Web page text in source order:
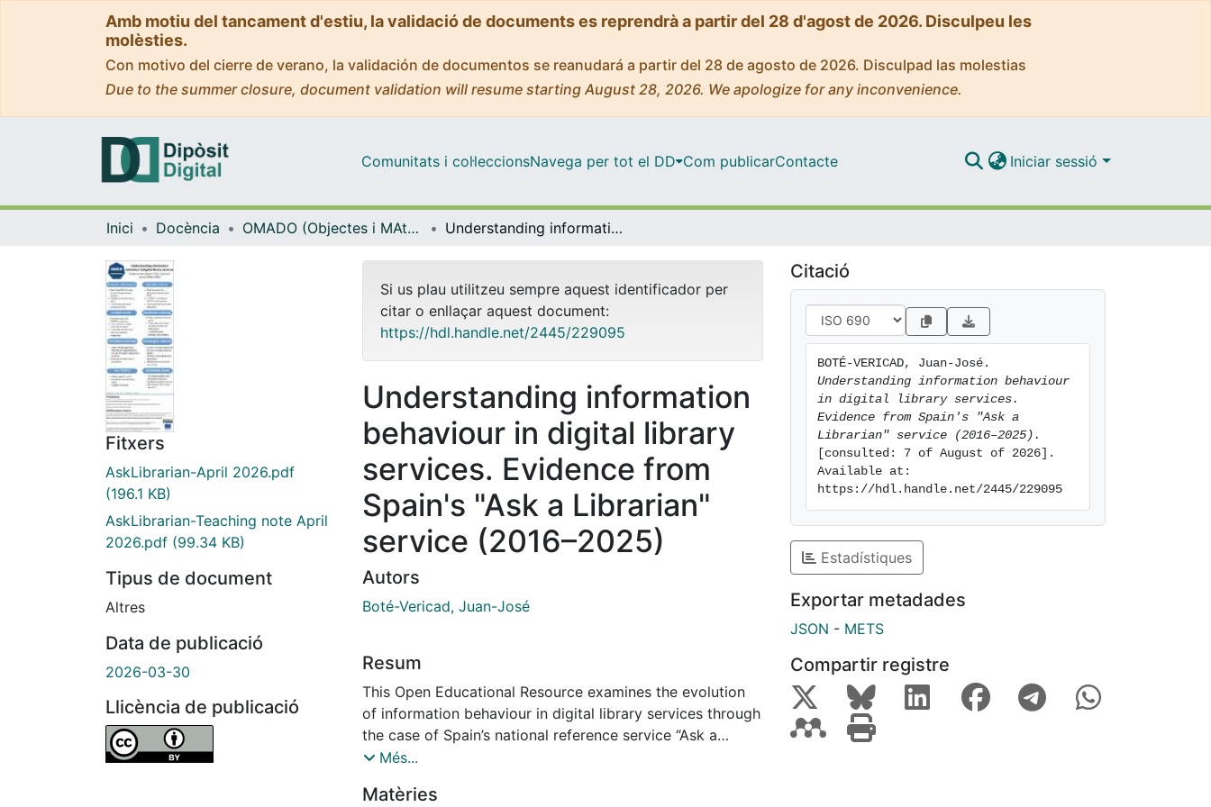
Amb motiu del tancament d'estiu, la validació de documents es reprendrà a partir del 28 d'agost de 2026. Disculpeu les
molèsties.
Con motivo del cierre de verano, la validación de documentos se reanudará a partir del 28 de agosto de 2026. Disculpad las molestias
Due to the summer closure, document validation will resume starting August 28, 2026. We apologize for any inconvenience.
Comunitats i col·leccionsNavega per tot el DD Com publicarContacte Iniciar sessió
Inici Docència OMADO (Objectes i MAterials DOcents) Understanding information behaviour in digital library services. Evidence from Spain's "Ask a Librarian" service (2016–2025)
Fitxers
AskLibrarian-April 2026.pdf
(196.1 KB)
AskLibrarian-Teaching note April
2026.pdf (99.34 KB)
Tipus de document
Altres
Data de publicació
2026-03-30
Llicència de publicació
Si us plau utilitzeu sempre aquest identificador per
citar o enllaçar aquest document:
https://hdl.handle.net/2445/229095
Understanding information
behaviour in digital library
services. Evidence from
Spain's "Ask a Librarian"
service (2016–2025)
Autors
Boté-Vericad, Juan-José
Resum
This Open Educational Resource examines the evolution
of information behaviour in digital library services through
the case of Spain’s national reference service “Ask a
Librarian” (2016–2025). Drawing on longitudinal statistical
how users access, seek, and interact with information in a
Més...
Matèries
Citació
Understanding information behaviour
in digital library services.
Evidence from Spain's "Ask a
Librarian" service (2016–2025).
[consulted: 7 of August of 2026].
Available at:
https://hdl.handle.net/2445/229095
Estadístiques
Exportar metadades
JSON - METS
Compartir registre